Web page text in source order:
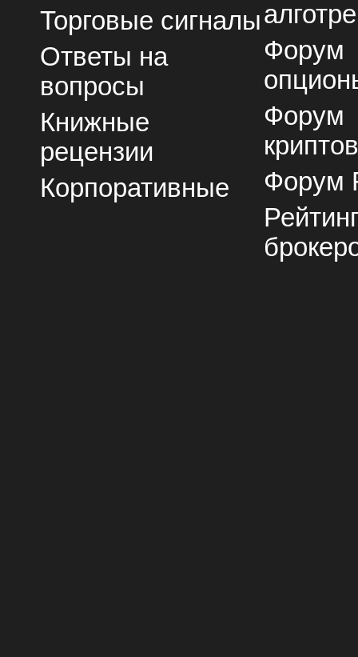
Торговые сигналы
Ответы на
вопросы
Книжные
рецензии
Корпоративные
Форум
Форум
Форум